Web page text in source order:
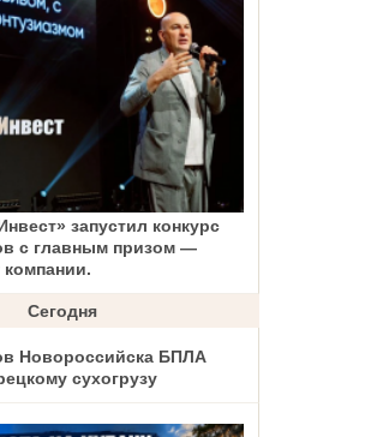
запустил конкурс
с главным призом —
компании.
Сегодня
Новороссийска БПЛА
сухогрузу